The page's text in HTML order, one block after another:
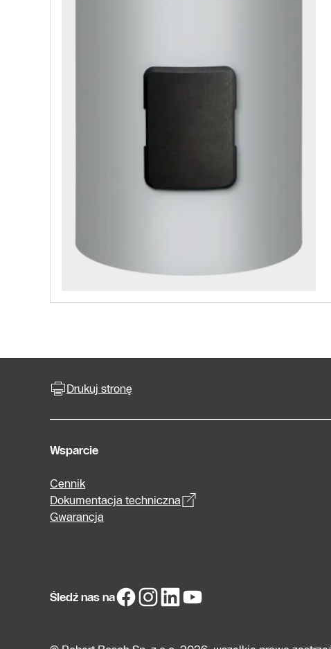
Drukuj stronę
Wsparcie
Cennik
Dokumentacja techniczna
Gwarancja
Śledź nas na